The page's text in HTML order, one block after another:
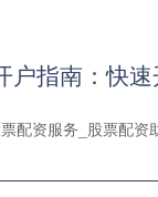
户指南：快
配资服务_股票配资